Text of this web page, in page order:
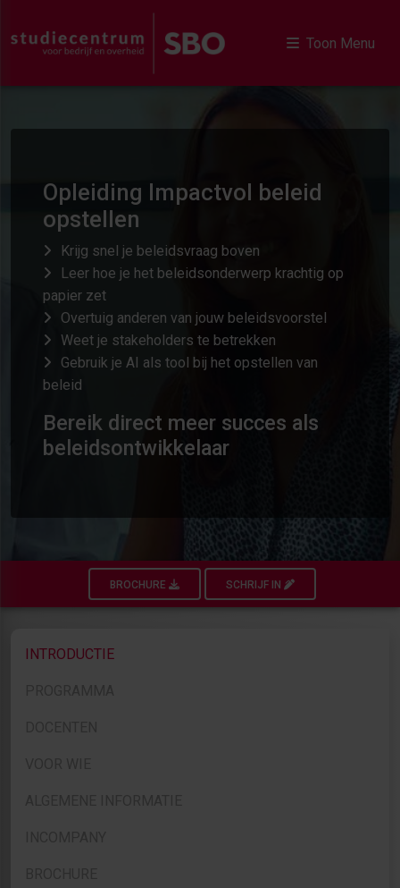
Toon Menu
Opleiding Impactvol beleid
opstellen
Krijg snel je beleidsvraag boven
Leer hoe je het beleidsonderwerp krachtig op
papier zet
Overtuig anderen van jouw beleidsvoorstel
Weet je stakeholders te betrekken
Gebruik je AI als tool bij het opstellen van
beleid
Bereik direct meer succes als
beleidsontwikkelaar
BROCHURE SCHRIJF IN
INTRODUCTIE